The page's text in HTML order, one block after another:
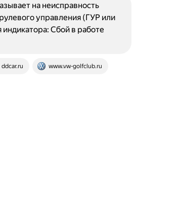
ddcar.ru www.vw-golfclub.ru
на неисправность
управления (ГУР или
Сбой в работе